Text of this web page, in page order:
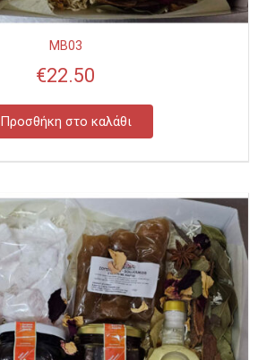
MB03
€22.50
Προσθήκη στο καλάθι